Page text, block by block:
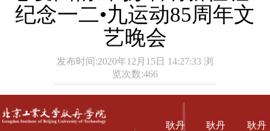
纪念一二•九运动85周年文
艺晚会
发布时间:2020年12月15日 14:27:33 浏
览次数:466
耿丹
耿丹
耿丹